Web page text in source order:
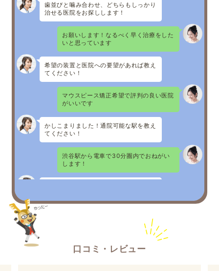
歯並びと噛み合わせ、どちらもしっかり
治せる医院をお探しします！
お願いします！なるべく早く治療をした
いと思っています
希望の装置と医院への要望があれば教え
てください！
マウスピース矯正希望で評判の良い医院
がいいです
かしこまりました！通院可能な駅を教え
てください！
渋谷駅から電車で30分圏内でおねがい
します！
・マウスピース矯正症例累計実績1000
・様々な歯並びに対応したマウスピース
口コミ・レビュー